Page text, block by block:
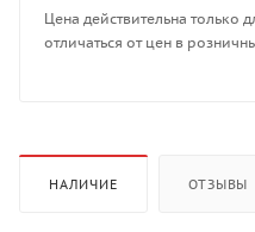
Цена действительна только
отличаться от цен в
НАЛИЧИЕ ОТЗЫВЫ